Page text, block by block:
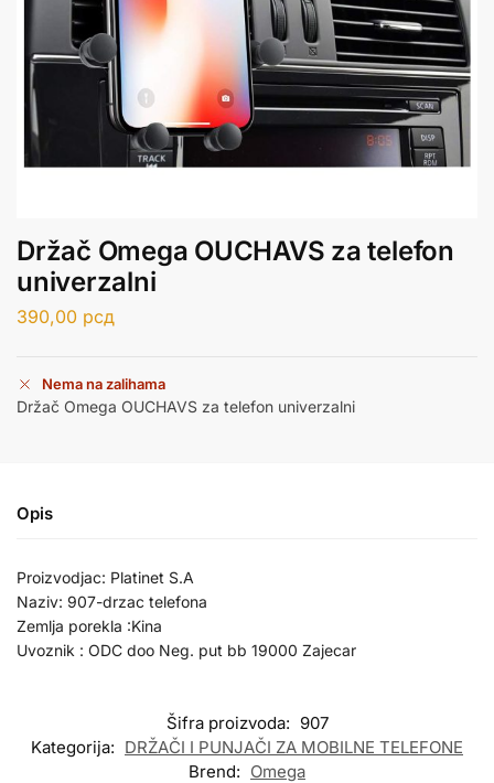
Držač Omega OUCHAVS za telefon
univerzalni
390,00 рсд
Nema na zalihama
Držač Omega OUCHAVS za telefon univerzalni
Opis
Proizvodjac: Platinet S.A
Naziv: 907-drzac telefona
Zemlja porekla :Kina
Uvoznik : ODC doo Neg. put bb 19000 Zajecar
Šifra proizvoda: 907
Kategorija: DRŽAČI I PUNJAČI ZA MOBILNE TELEFONE
Brend: Omega